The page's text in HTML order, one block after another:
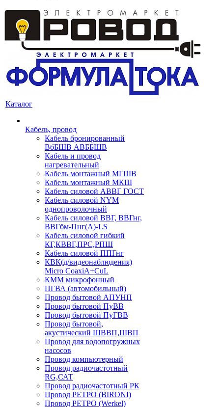
Каталог
Кабель, провод
Кабель бронированный
ВбБШВ АВББШВ
Кабель и провод
нагревательный
Кабель монтажный МГШВ
Кабель монтажный МКШ
Кабель силовой АВВГ ГОСТ
Кабель силовой NYM
однопроволочный
Кабель силовой ВВГ, ВВГнг,
ВВГбм-Пнг(А)-LS
Кабель силовой гибкий
КГ,КВВГ,ПРС,РПШ
Кабель силовой ППГнг
КВК(д/видеонаблюдения)
Micro CoaxiA+CuL
КММ микрофонный
ПГВА (автомобильный)
Провод бытовой АПУНП
Провод бытовой ПуВВ
Провод бытовой ПуГВВ
Провод бытовой,
акустический ШВВП,ШВП
Провод для водопогружных
насосов
Провод компьютерный
Провод радиочастотный
RG,САТ
Провод радиочастотный РК
Провод РЕТРО (BIRONI)
Провод РЕТРО (Werkel)